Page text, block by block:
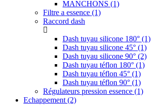
MANCHONS (1)
Filtre a essence (1)
Raccord dash
Dash tuyau silicone 180° (1)
Dash tuyau silicone 45° (1)
Dash tuyau silicone 90° (2)
Dash tuyau téflon 180° (1)
Dash tuyau téflon 45° (1)
Dash tuyau téflon 90° (1)
Régulateurs pression essence (1)
Echappement(2)